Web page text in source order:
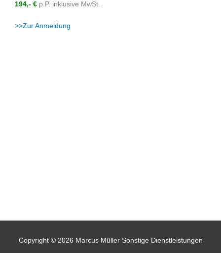
194,- € p.P. inklusive MwSt.
>>Zur Anmeldung
Copyright © 2026 Marcus Müller Sonstige Dienstleistungen